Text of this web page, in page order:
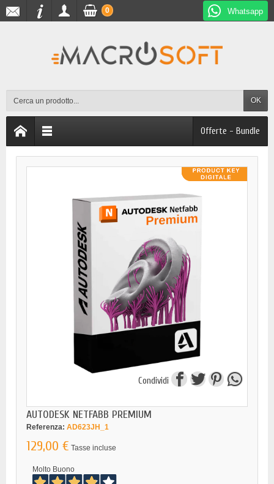
Whatsapp
OK
0
Offerte - Bundle
Condividi
AUTODESK NETFABB PREMIUM
Referenza: AD623JH_1
129,00 € Tasse incluse
Molto Buono